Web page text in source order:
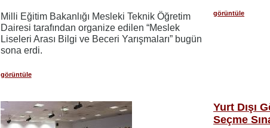
Milli Eğitim Bakanlığı Mesleki Teknik Öğretim
Dairesi tarafından organize edilen “Meslek
Liseleri Arası Bilgi ve Beceri Yarışmaları” bugün
sona erdi.
görüntüle
görüntüle
Yurt Dışı
Seçme